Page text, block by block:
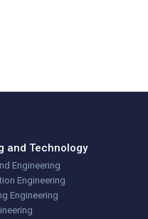
and Technology
Engineering
Engineering
Engineering